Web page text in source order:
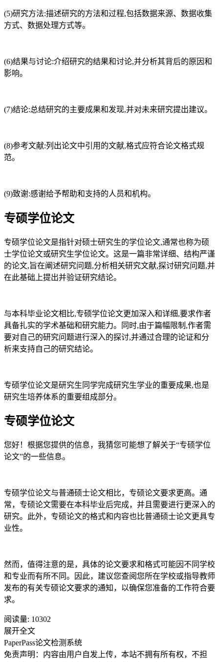
(5)研究方法:描述研究的方法和过程,包括数据来源、数据收集
方式、数据处理方式等。
(6)结果与讨论:介绍研究的结果和讨论,并分析其背后的原因和
影响。
(7)结论:总结研究的主要成果和发现,并对未来研究提出建议。
(8)参考文献:列出论文中引用的文献,格式应符合论文格式规
范。
(9)致谢:感谢给予帮助和支持的人员和机构。
专硕学位论文
专硕学位论文是指针对硕士研究生的学位论文,通常也称为硕
士学位论文或研究生学位论文。这是一篇非常详细、结构严谨
的论文,旨在阐述研究问题,分析相关研究文献,探讨研究问题,并
在此基础上提出并验证研究结论。
与本科毕业论文相比,专硕学位论文更加深入和详细,要求作者
具备扎实的学术基础和研究能力。同时,由于篇幅限制,作者需
要对自己的研究问题进行深入的探讨,并通过合理的论证和分
析来支持自己的研究结论。
专硕学位论文是研究生同学完成研究生学业的重要成果,也是
研究生培养体系的重要组成部分。
专硕学位论文
您好！根据您提供的信息，我猜您可能想了解关于“专硕学位
论文”的一些信息。
专硕学位论文与普通硕士论文相比，专硕论文要求更高。通
常，专硕论文需要在本科毕业后完成，并且需要进行更深入的
研究。此外，专硕论文的格式和内容也比普通硕士论文更具专
业性。
然而，值得注意的是，具体的论文要求和格式可能因不同学校
和专业而有所不同。因此，建议您查阅您所在学校或指导教师
发布的有关专硕论文要求的通知，以确保您准备的工作符合要
求。
阅读量: 10302
展开全文
PaperPass论文检测系统
免责声明：内容由用户自发上传，本站不拥有所有权，不担